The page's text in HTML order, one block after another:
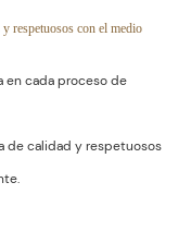
Productos
respetuosos con el medio
en cada proceso de
de calidad y respetuosos